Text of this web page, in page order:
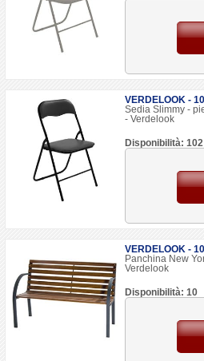
VERDELOOK -
Sedia Slimmy -
- Verdelook
Disponibilità: 102
VERDELOOK -
Panchina New
Verdelook
Disponibilità: 10